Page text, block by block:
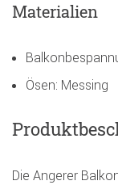
Materialien
Ösen: Messing
Die Angerer